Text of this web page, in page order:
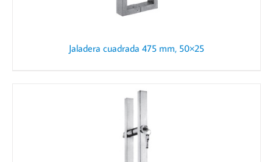
Jaladera cuadrada 475 mm, 50×25